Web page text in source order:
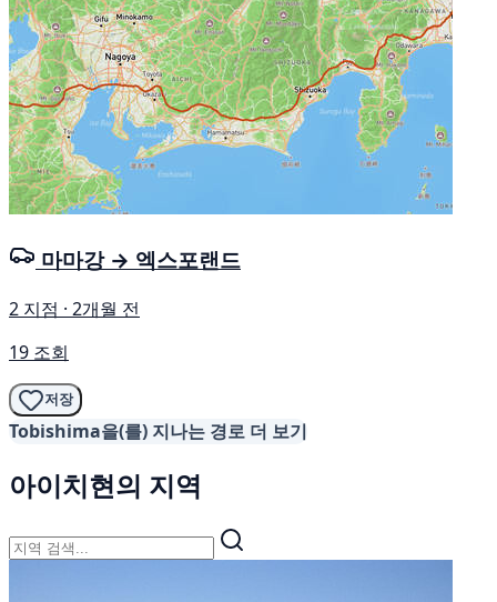
마마강 → 엑스포랜드
2 지점 · 2개월 전
19 조회
저장
Tobishima을(를) 지나는 경로 더 보기
아이치현의 지역